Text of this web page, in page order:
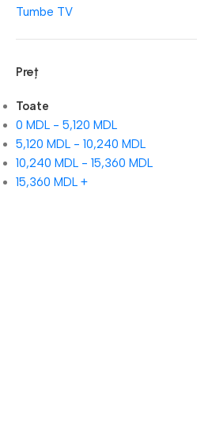
Tumbe TV
Preț
Toate
0 MDL - 5,120 MDL
5,120 MDL - 10,240 MDL
10,240 MDL - 15,360 MDL
15,360 MDL +